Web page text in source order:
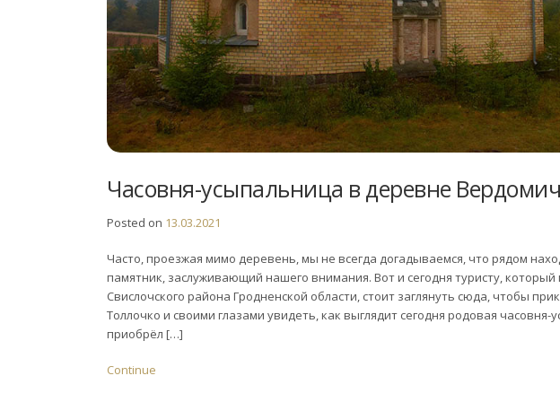
Часовня-усыпальница в деревне
Posted on 13.03.2021
Часто, проезжая мимо деревень, мы не всегда догадываемся, что рядом
памятник, заслуживающий нашего внимания. Вот и сегодня туристу,
Свислочского района Гродненской области, стоит заглянуть сюда, чтобы
Толлочко и своими глазами увидеть, как выглядит сегодня родовая
приобрёл […]
Continue